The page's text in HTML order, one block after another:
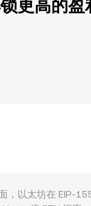
更高的盈
以太坊在 EIP-